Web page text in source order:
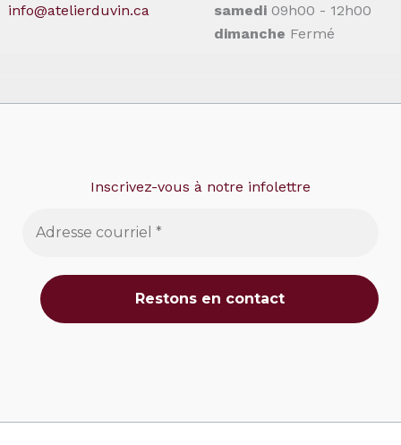
info@atelierduvin.ca
samedi 09h00 - 12h00
dimanche Fermé
Inscrivez-vous à notre infolettre